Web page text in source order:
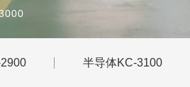
半导体KC-3100